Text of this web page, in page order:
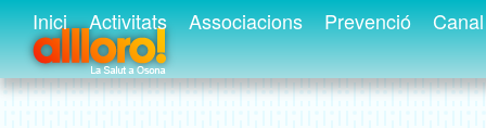
Inici Activitats Associacions Prevenció